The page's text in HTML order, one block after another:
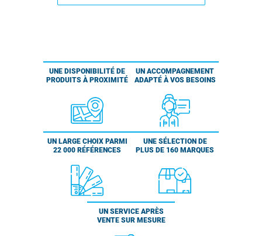
UNE DISPONIBILITÉ DE
PRODUITS À PROXIMITÉ
UN ACCOMPAGNEMENT
ADAPTÉ À VOS BESOINS
UN LARGE CHOIX PARMI
22 000 RÉFÉRENCES
UNE SÉLECTION DE
PLUS DE 160 MARQUES
UN SERVICE APRÈS
VENTE SUR MESURE